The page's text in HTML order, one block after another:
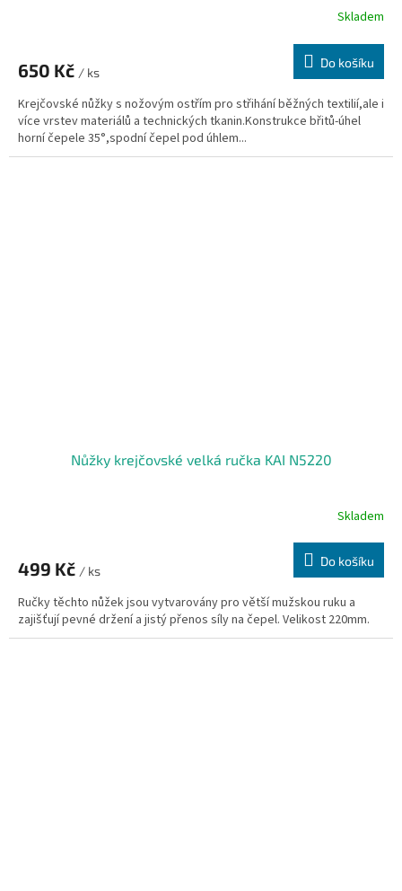
Skladem
650 Kč / ks
Do košíku
Krejčovské nůžky s nožovým ostřím pro střihání běžných textilií,ale i
více vrstev materiálů a technických tkanin.Konstrukce břitů-úhel
horní čepele 35°,spodní čepel pod úhlem...
Nůžky krejčovské velká ručka KAI N5220
Skladem
499 Kč / ks
Do košíku
Ručky těchto nůžek jsou vytvarovány pro větší mužskou ruku a
zajišťují pevné držení a jistý přenos síly na čepel. Velikost 220mm.